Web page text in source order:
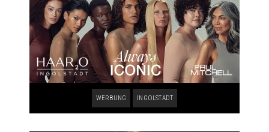
WERBUNG INGOLSTADT